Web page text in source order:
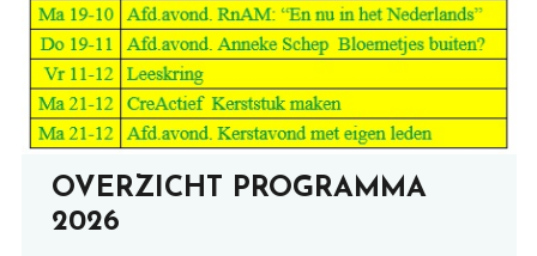
OVERZICHT PROGRAMMA
2026